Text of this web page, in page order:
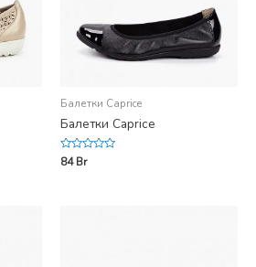
Балетки Caprice
Балетки Caprice
Rated
0
84Br